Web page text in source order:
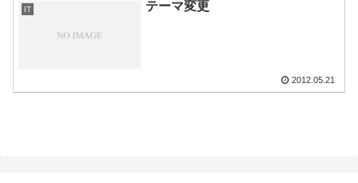
IT テーマ変更
2012.05.21